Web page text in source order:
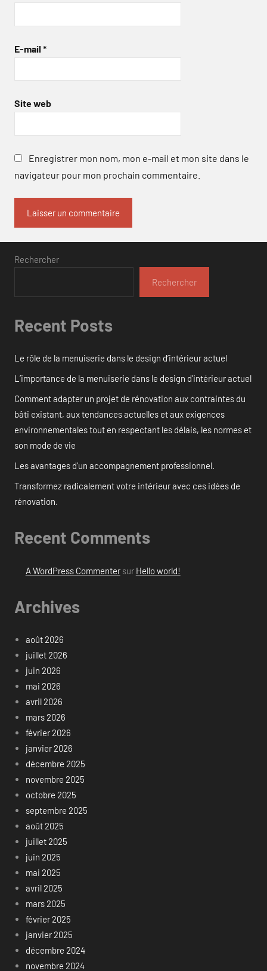
E-mail *
Site web
Enregistrer mon nom, mon e-mail et mon site dans le
navigateur pour mon prochain commentaire.
Rechercher
Rechercher
Recent Posts
Le rôle de la menuiserie dans le design d’intérieur actuel
L’importance de la menuiserie dans le design d’intérieur actuel
Comment adapter un projet de rénovation aux contraintes du
bâti existant, aux tendances actuelles et aux exigences
environnementales tout en respectant les délais, les normes et
son mode de vie
Les avantages d’un accompagnement professionnel.
Transformez radicalement votre intérieur avec ces idées de
rénovation.
Recent Comments
A WordPress Commentersur Hello world!
Archives
août 2026
juillet 2026
juin 2026
mai 2026
avril 2026
mars 2026
février 2026
janvier 2026
décembre 2025
novembre 2025
octobre 2025
septembre 2025
août 2025
juillet 2025
juin 2025
mai 2025
avril 2025
mars 2025
février 2025
janvier 2025
décembre 2024
novembre 2024